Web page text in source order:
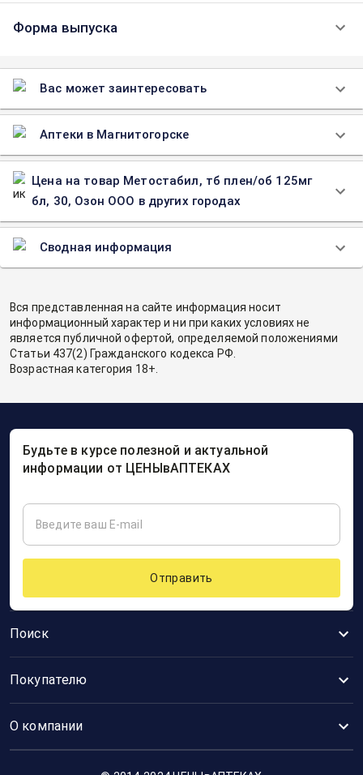
Форма выпуска
Вас может заинтересовать
Аптеки в Магнитогорске
Цена на товар Метостабил, тб плен/об 125мг
бл, 30, Озон ООО в других городах
Сводная информация
Вся представленная на сайте информация носит
информационный характер и ни при каких условиях не
является публичной офертой, определяемой положениями
Статьи 437(2) Гражданского кодекса РФ.
Возрастная категория 18+.
Поиск
Покупателю
О компании
Будьте в курсе полезной и актуальной
информации от ЦЕНЫвАПТЕКАХ
Отправить